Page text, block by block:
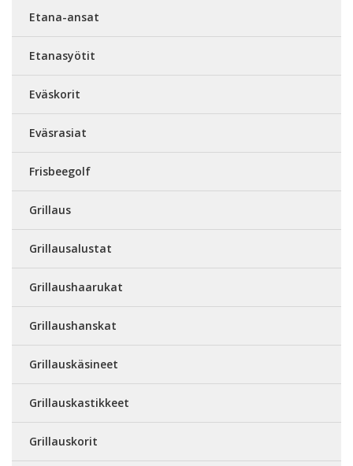
Etana-ansat
Etanasyötit
Eväskorit
Eväsrasiat
Frisbeegolf
Grillaus
Grillausalustat
Grillaushaarukat
Grillaushanskat
Grillauskäsineet
Grillauskastikkeet
Grillauskorit